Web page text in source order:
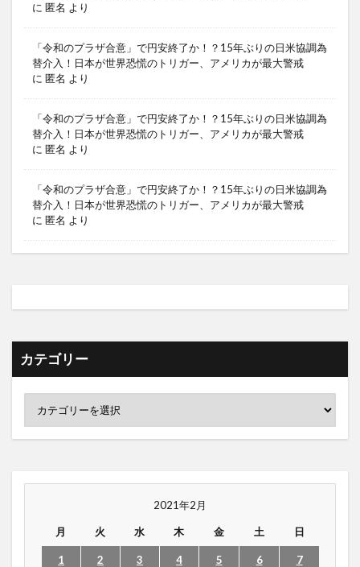
に 匿名 より
「令和のプラザ合意」で円安終了か！？15年ぶりの日米協調為
替介入！日本が世界恐慌のトリガー、アメリカが最大警戒
に 匿名 より
「令和のプラザ合意」で円安終了か！？15年ぶりの日米協調為
替介入！日本が世界恐慌のトリガー、アメリカが最大警戒
に 匿名 より
「令和のプラザ合意」で円安終了か！？15年ぶりの日米協調為
替介入！日本が世界恐慌のトリガー、アメリカが最大警戒
に 匿名 より
カテゴリー
2021年2月
月 火 水 木 金 土 日
1 2 3 4 5 6 7